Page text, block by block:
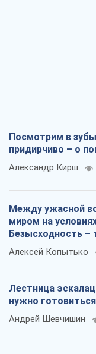
Посмотрим в
придирчиво – о
Александр Кирш
Между ужасной
миром на
Безысходность
Алексей Копытько
Лестница
нужно готовиться
Андрей Шевчишин